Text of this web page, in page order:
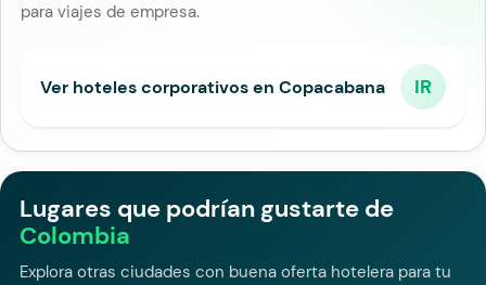
para viajes de empresa.
Ver hoteles corporativos en Copacabana IR
Lugares que podrían gustarte de
Colombia
Explora otras ciudades con buena oferta hotelera para tu